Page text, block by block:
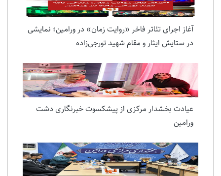
آغاز اجرای تئاتر فاخر «روایت زمان» در ورامین؛ نمایشی
در ستایش ایثار و مقام شهید تورجی‌زاده
عیادت بخشدار مرکزی از پیشکسوت خبرنگاری دشت
ورامین